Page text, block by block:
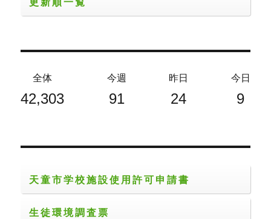
全体
42,303
今週
91
昨日
24
今日
9
天童市学校施設使用許可申請書
生徒環境調査票